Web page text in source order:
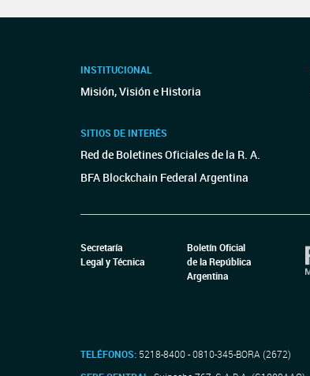
INSTITUCIONAL
Misión, Visión e Historia
SITIOS DE INTERÉS
Red de Boletines Oficiales de la R. A.
BFA Blockchain Federal Argentina
Secretaría
Legal y Técnica
Boletín Oficial
de la República
Argentina
TELÉFONOS: 5218-8400 - 0810-345-BORA (2672)